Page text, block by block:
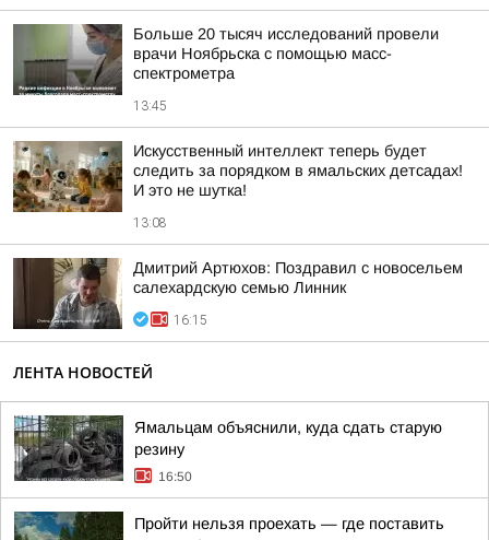
Больше 20 тысяч исследований провели
врачи Ноябрьска с помощью масс-
спектрометра
13:45
Искусственный интеллект теперь будет
следить за порядком в ямальских детсадах!
И это не шутка!
13:08
Дмитрий Артюхов: Поздравил с новосельем
салехардскую семью Линник
16:15
ЛЕНТА НОВОСТЕЙ
Ямальцам объяснили, куда сдать старую
резину
16:50
Пройти нельзя проехать — где поставить